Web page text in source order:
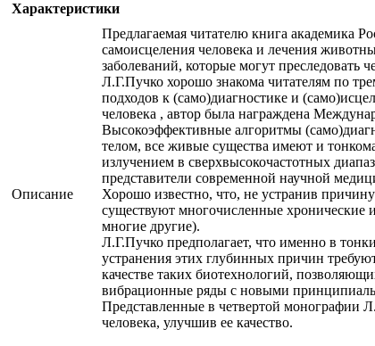
Характеристики
Описание
Предлагаемая читателю книга
самоисцеления человека и лечения
заболеваний, которые могут преследовать
Л.Г.Пучко хорошо знакома читателям по
подходов к (само)диагностике и
человека , автор была награждена
Высокоэффективные алгоритмы
телом, все живые существа имеют и
излучением в сверхвысокочастотных
представители современной научной
Хорошо известно, что, не устранив
существуют многочисленные хронические
многие другие).
Л.Г.Пучко предполагает, что именно в
устранения этих глубинных причин
качестве таких биотехнологий,
вибрационные ряды с новыми
Представленные в четвертой монографии
человека, улучшив ее качество.